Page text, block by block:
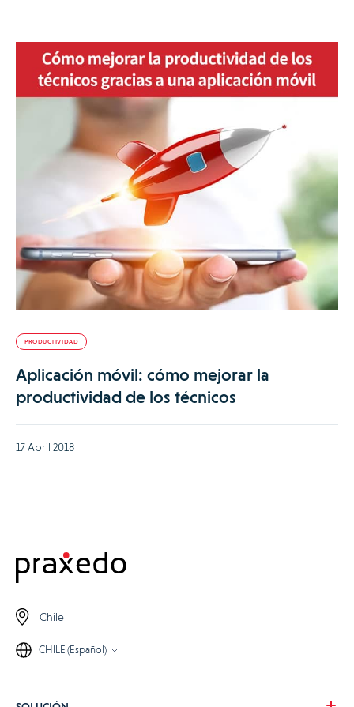
PRODUCTIVIDAD
Aplicación móvil: cómo mejorar la
productividad de los técnicos
17 Abril 2018
Chile
CHILE (Español)